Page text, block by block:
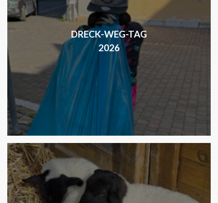
DRECK-WEG-TAG
2026